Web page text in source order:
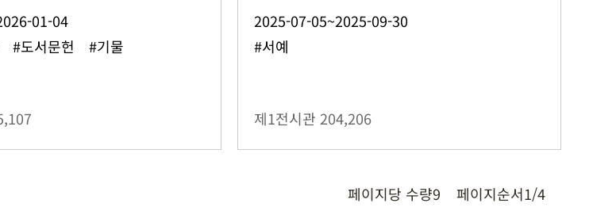
01-04
#도서문헌 #기물
2025-07-05~2025-09-30
#서예
제1전시관 204,206
페이지당 수량9 페이지순서1/4